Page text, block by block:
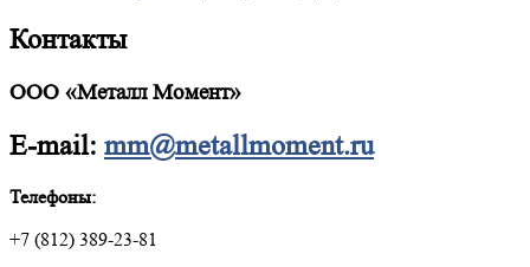
Контакты
ООО «Металл Момент»
E-mail: mm@metallmoment.ru
Телефоны:
+7 (812) 389-23-81